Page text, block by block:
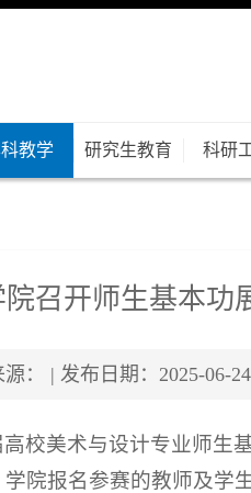
教学 研究生教育 科研
召开师生基本功
源： | 发布日期：2025-06-
校美术与设计专业师生
院报名参赛的教师及学